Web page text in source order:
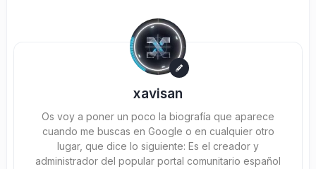
xavisan
Os voy a poner un poco la biografía que aparece
cuando me buscas en Google o en cualquier otro
lugar, que dice lo siguiente: Es el creador y
administrador del popular portal comunitario español